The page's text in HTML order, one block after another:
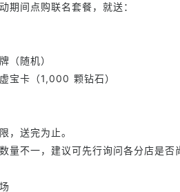
期间点购联名套餐，就送：
（随机）
宝卡（1,000 颗钻石）
，送完为止。
量不一，建议可先行询问各分店是否